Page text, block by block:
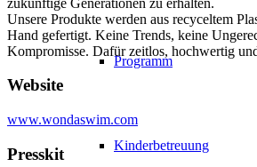
Programm
Kinderbetreuung
Unsere Produkte werden aus recyceltem
Hand gefertigt. Keine Trends, keine
Kompromisse. Dafür zeitlos, hochwertig
Website
www.wondaswim.com
Presskit